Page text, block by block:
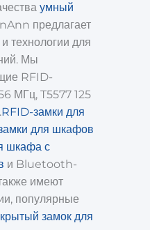
умный
предлагает
технологии для
Мы
RFID-
МГц, T5577 125
RFID-замки для
для шкафов
шкафа с
и Bluetooth-
имеют
популярные
замок для